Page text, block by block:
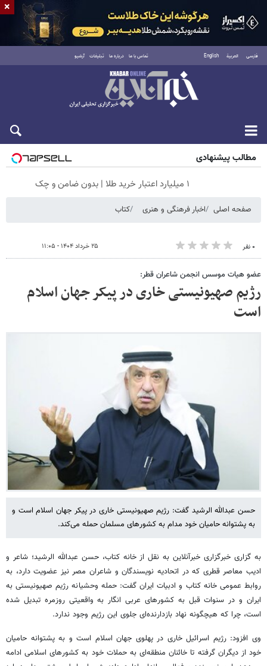
فارسی العربية English تماس با ما درباره ما تبلیغات آرشیو
جمعه ۱۶ مرداد ۱۴۰۵
مطالب پیشنهادی
۱ میلیارد اعتبار خرید طلا | بدون ضامن و چک
صفحه اصلی اخبار فرهنگی و هنری کتاب
۰ نفر ۲۵ خرداد ۱۴۰۴ - ۱۱:۰۵
عضو هیات موسس انجمن شاعران قطر:
رژیم صهیونیستی خاری در پیکر جهان اسلام
است
حسن عبدالله الرشید گفت: رژیم صهیونیستی خاری در پیکر جهان اسلام است و
به پشتوانه حامیان خود مدام به کشورهای مسلمان حمله می‌کند.
به گزاری خبرگزاری خبرآنلاین به نقل از خانه کتاب، حسن عبدالله الرشید؛ شاعر و
ادیب معاصر قطری که در اتحادیه نویسندگان و شاعران مصر نیز عضویت دارد، به
روابط عمومی خانه کتاب و ادبیات ایران گفت: حمله وحشیانه رژیم صهیونیستی به
ایران و در سنوات قبل به کشورهای عربی انگار به واقعیتی روزمره تبدیل شده
است، چرا که هیچگونه نهاد بازدارنده‌ای جلوی این رژیم وجود ندارد.
وی افزود: رژیم اسرائیل خاری در پهلوی جهان اسلام است و به پشتوانه حامیان
خود از دیگران گرفته تا خائنان منطقه‌ای به حملات خود به کشورهای اسلامی ادامه
×